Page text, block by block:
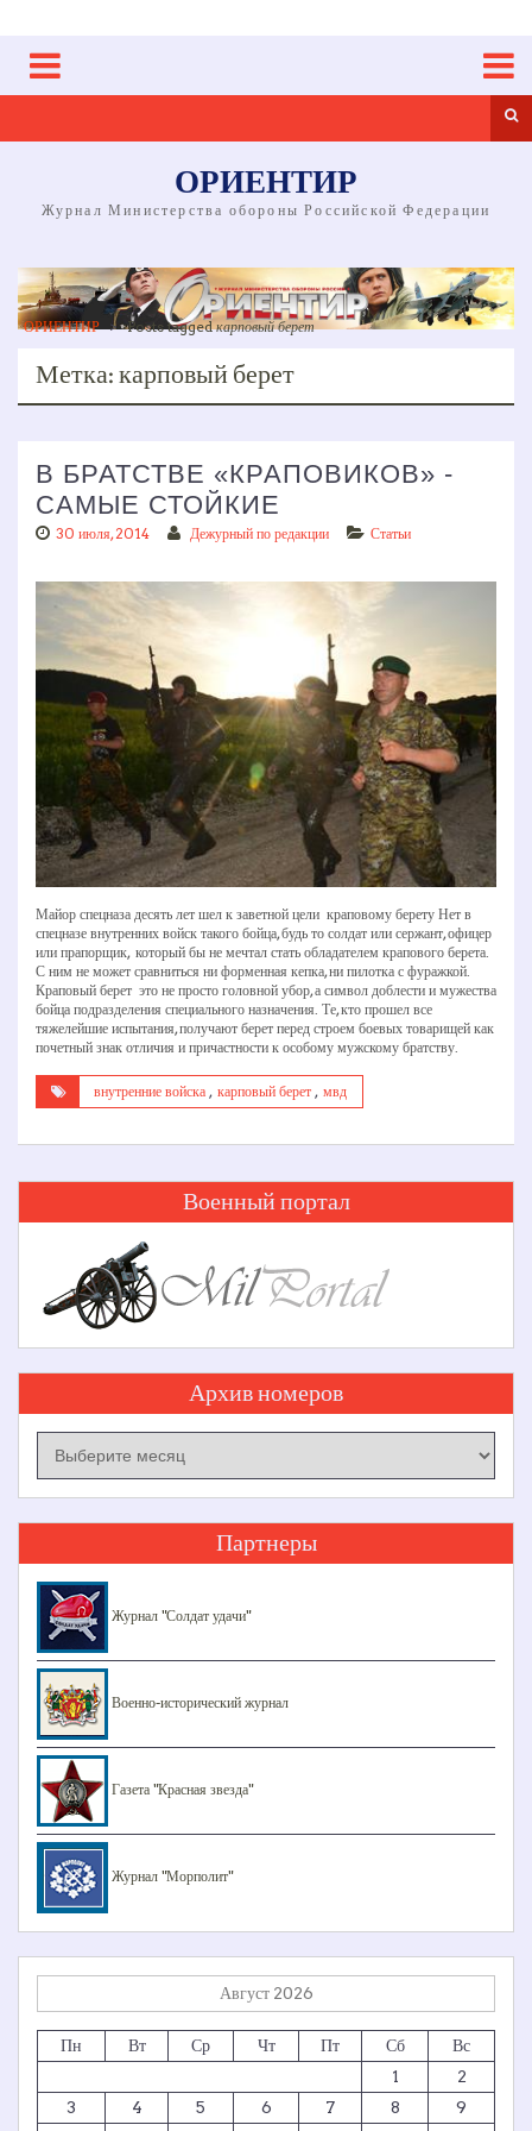
to
content
ОРИЕНТИР
Журнал Министерства обороны Российской Федерации
ОРИЕНТИР > Posts taggedкарповый берет
Метка: карповый берет
В БРАТСТВЕ «КРАПОВИКОВ» ­
САМЫЕ СТОЙКИЕ
30 июля, 2014 Дежурный по редакции Статьи
Майор спецназа десять лет шел к заветной цели ­ краповому берету Нет в
спецназе внутренних войск такого бойца, будь то солдат или сержант, офицер
или прапорщик, который бы не мечтал стать обладателем крапового берета.
С ним не может сравниться ни форменная кепка, ни пилотка с фуражкой.
Краповый берет ­ это не просто головной убор, а символ доблести и мужества
бойца подразделения специального назначения. Те, кто прошел все
тяжелейшие испытания, получают берет перед строем боевых товарищей как
почетный знак отличия и причастности к особому мужскому братству.
внутренние войска , карповый берет , мвд
Военный портал
Архив номеров
номеров
Партнеры
Журнал "Солдат удачи"
Военно-исторический журнал
Газета "Красная звезда"
Журнал "Морполит"
Август 2026
Пн Вт Ср Чт Пт Сб
Вс
1
2
3
4 5 6 7 8
9